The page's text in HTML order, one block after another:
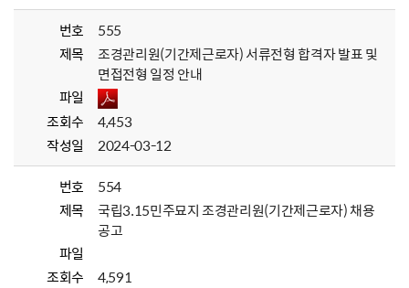
번호
555
제목
조경관리원(기간제근로자) 서류전형 합격자 발표 및
면접전형 일정 안내
파일
조회수
4,453
작성일
2024-03-12
번호
554
제목
국립3.15민주묘지 조경관리원(기간제근로자) 채용
공고
파일
조회수
4,591